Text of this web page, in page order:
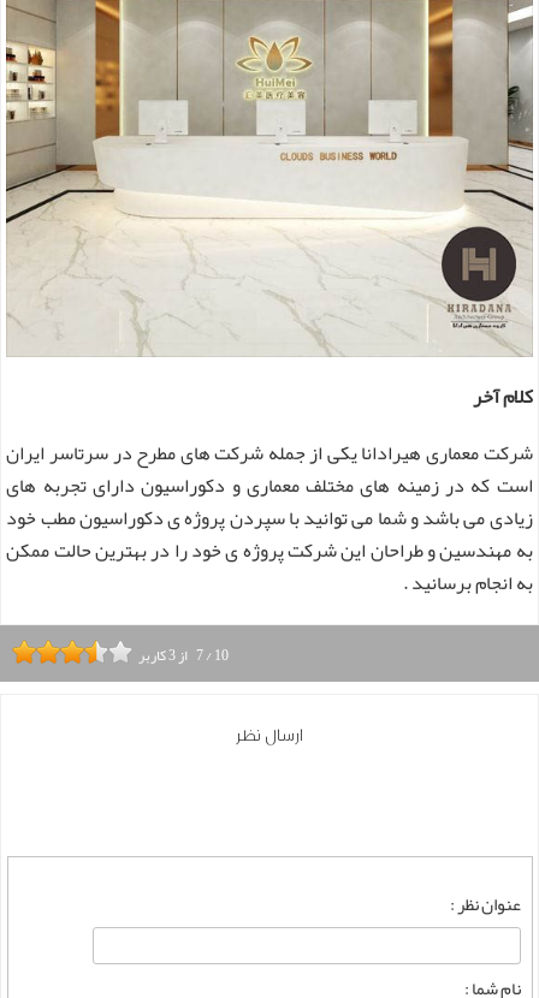
کلام آخر
شرکت معماری هیرادانا یکی از جمله شرکت های مطرح در سرتاسر ایران
است که در زمینه های مختلف معماری و دکوراسیون دارای تجربه های
زیادی می باشد و شما می توانید با سپردن پروژه ی دکوراسیون مطب خود
به مهندسین و طراحان این شرکت پروژه ی خود را در بهترین حالت ممکن
به انجام برسانید .
7/10 از3کاربر
ارسال نظر
عنوان نظر :
نام شما :